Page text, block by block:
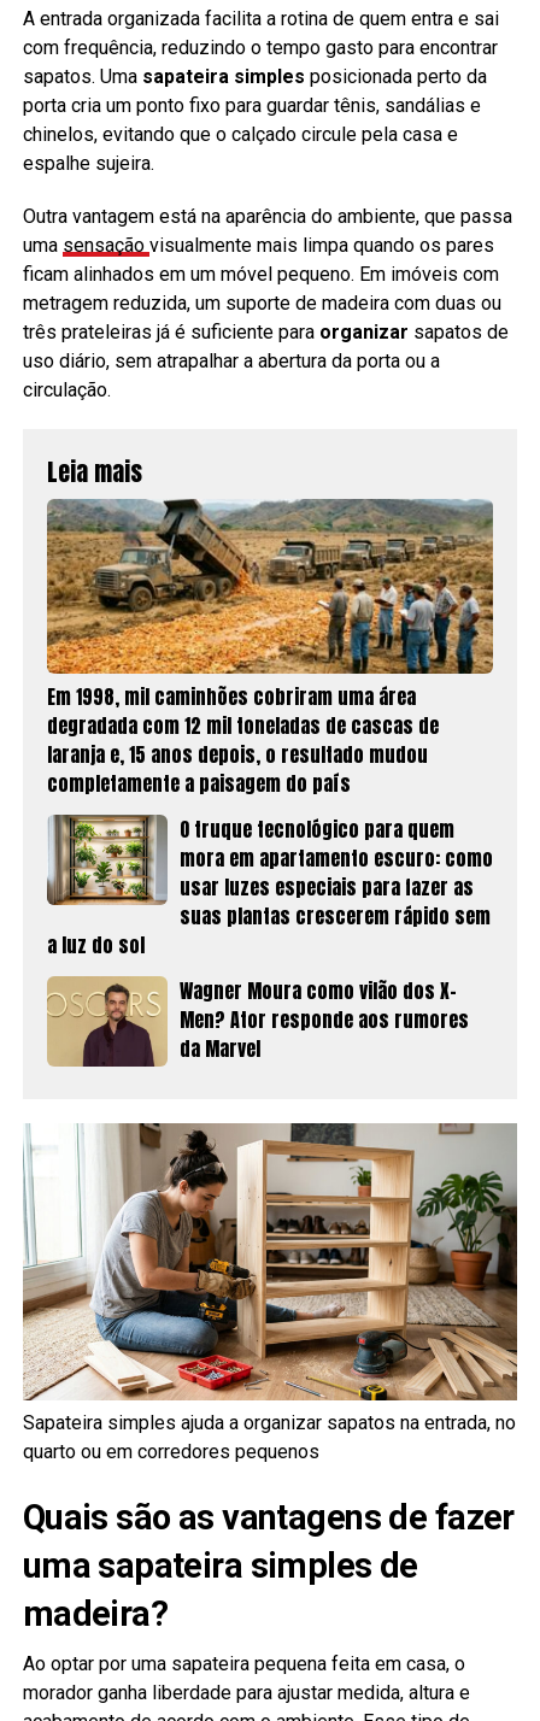
A entrada organizada facilita a rotina de quem entra e sai
com frequência, reduzindo o tempo gasto para encontrar
sapatos. Uma sapateira simples posicionada perto da
porta cria um ponto fixo para guardar tênis, sandálias e
chinelos, evitando que o calçado circule pela casa e
espalhe sujeira.
Outra vantagem está na aparência do ambiente, que passa
uma sensação visualmente mais limpa quando os pares
ficam alinhados em um móvel pequeno. Em imóveis com
metragem reduzida, um suporte de madeira com duas ou
três prateleiras já é suficiente para organizar sapatos de
uso diário, sem atrapalhar a abertura da porta ou a
circulação.
Leia mais
Em 1998, mil caminhões cobriram uma área
degradada com 12 mil toneladas de cascas de
laranja e, 15 anos depois, o resultado mudou
completamente a paisagem do país
O truque tecnológico para quem
mora em apartamento escuro: como
usar luzes especiais para fazer as
suas plantas crescerem rápido sem
a luz do sol
Wagner Moura como vilão dos X-
Men? Ator responde aos rumores
da Marvel
Sapateira simples ajuda a organizar sapatos na entrada, no
quarto ou em corredores pequenos
Quais são as vantagens de fazer
uma sapateira simples de
madeira?
Ao optar por uma sapateira pequena feita em casa, o
morador ganha liberdade para ajustar medida, altura e